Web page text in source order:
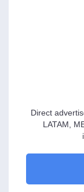
Direct
LATAM,